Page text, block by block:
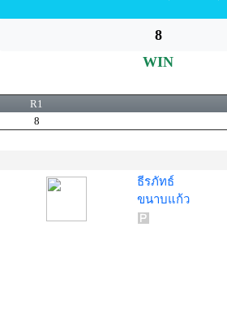
8
WIN
R1
8
ธีรภัทธ์
ขนาบแก้ว